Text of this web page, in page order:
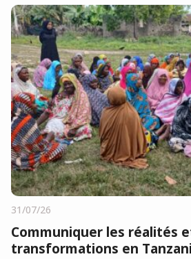
31/07/26
Communiquer les réalités
transformations en